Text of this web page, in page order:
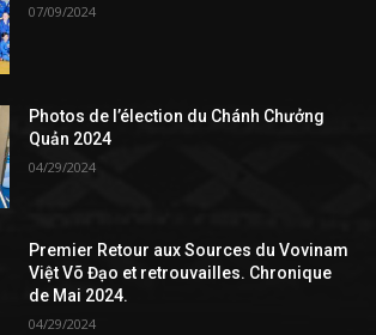
07/09/2024
Photos de l’élection du Chánh Chưởng
Quản 2024
04/29/2024
Premier Retour aux Sources du Vovinam
Việt Võ Đạo et retrouvailles. Chronique
de Mai 2024.
04/29/2024